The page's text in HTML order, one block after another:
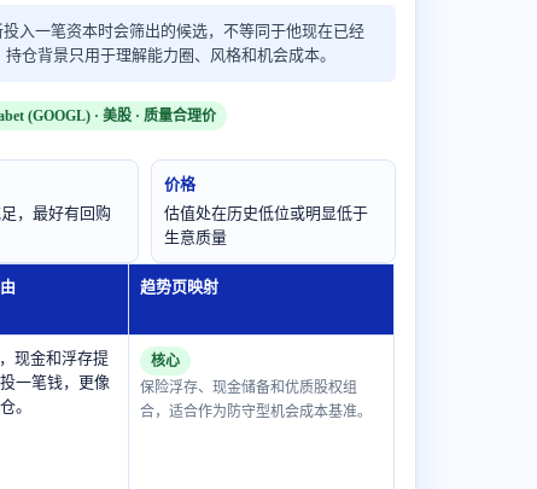
入一笔资本时会筛出的候选，不等同于他现在已经
仓背景只用于理解能力圈、风格和机会成本。
(GOOGL) · 美股 · 质量合理价
，最好有回购
价格
估值处在历史低位或明显低于
生意质量
趋势页映射
现金和浮存提
一笔钱，更像
。
核心
保险浮存、现金储备和优质股权组
合，适合作为防守型机会成本基准。